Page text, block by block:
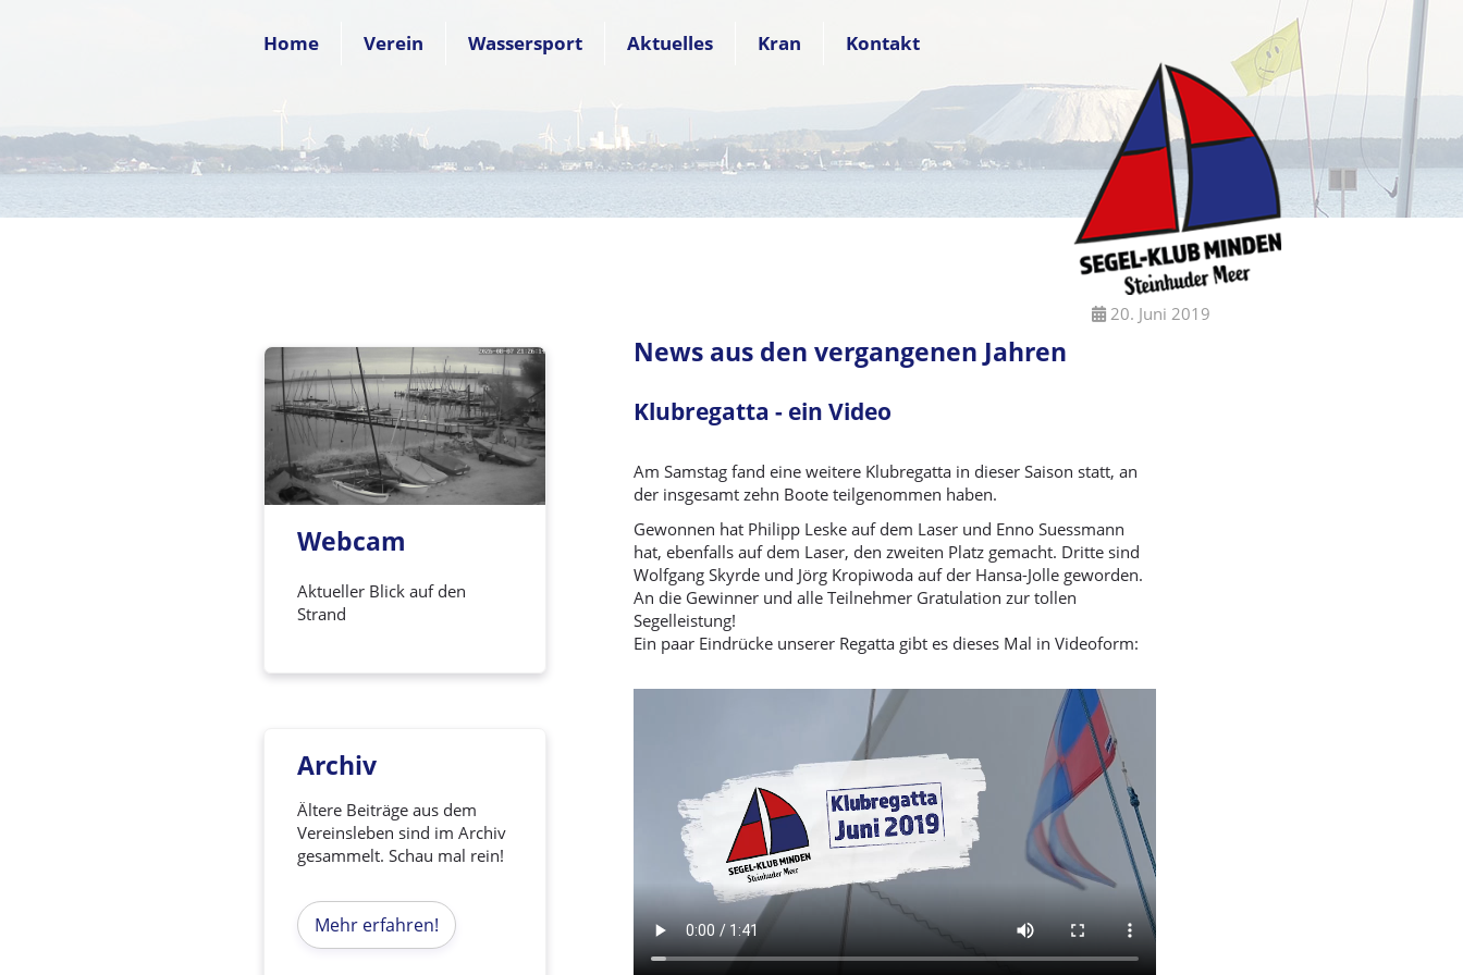
News aus den vergangenen Jahren
Klubregatta - ein Video
20. Juni 2019
Am Samstag fand eine weitere Klubregatta in dieser Saison statt, an
der insgesamt zehn Boote teilgenommen haben.
Gewonnen hat Philipp Leske auf dem Laser und Enno Suessmann
hat, ebenfalls auf dem Laser, den zweiten Platz gemacht. Dritte sind
Wolfgang Skyrde und Jörg Kropiwoda auf der Hansa-Jolle geworden.
An die Gewinner und alle Teilnehmer Gratulation zur tollen
Segelleistung!
Ein paar Eindrücke unserer Regatta gibt es dieses Mal in Videoform:
Webcam
Aktueller Blick auf den
Strand
Archiv
Ältere Beiträge aus dem
Vereinsleben sind im Archiv
gesammelt. Schau mal rein!
Mehr erfahren!
Home Verein Wassersport Aktuelles Kran Kontakt